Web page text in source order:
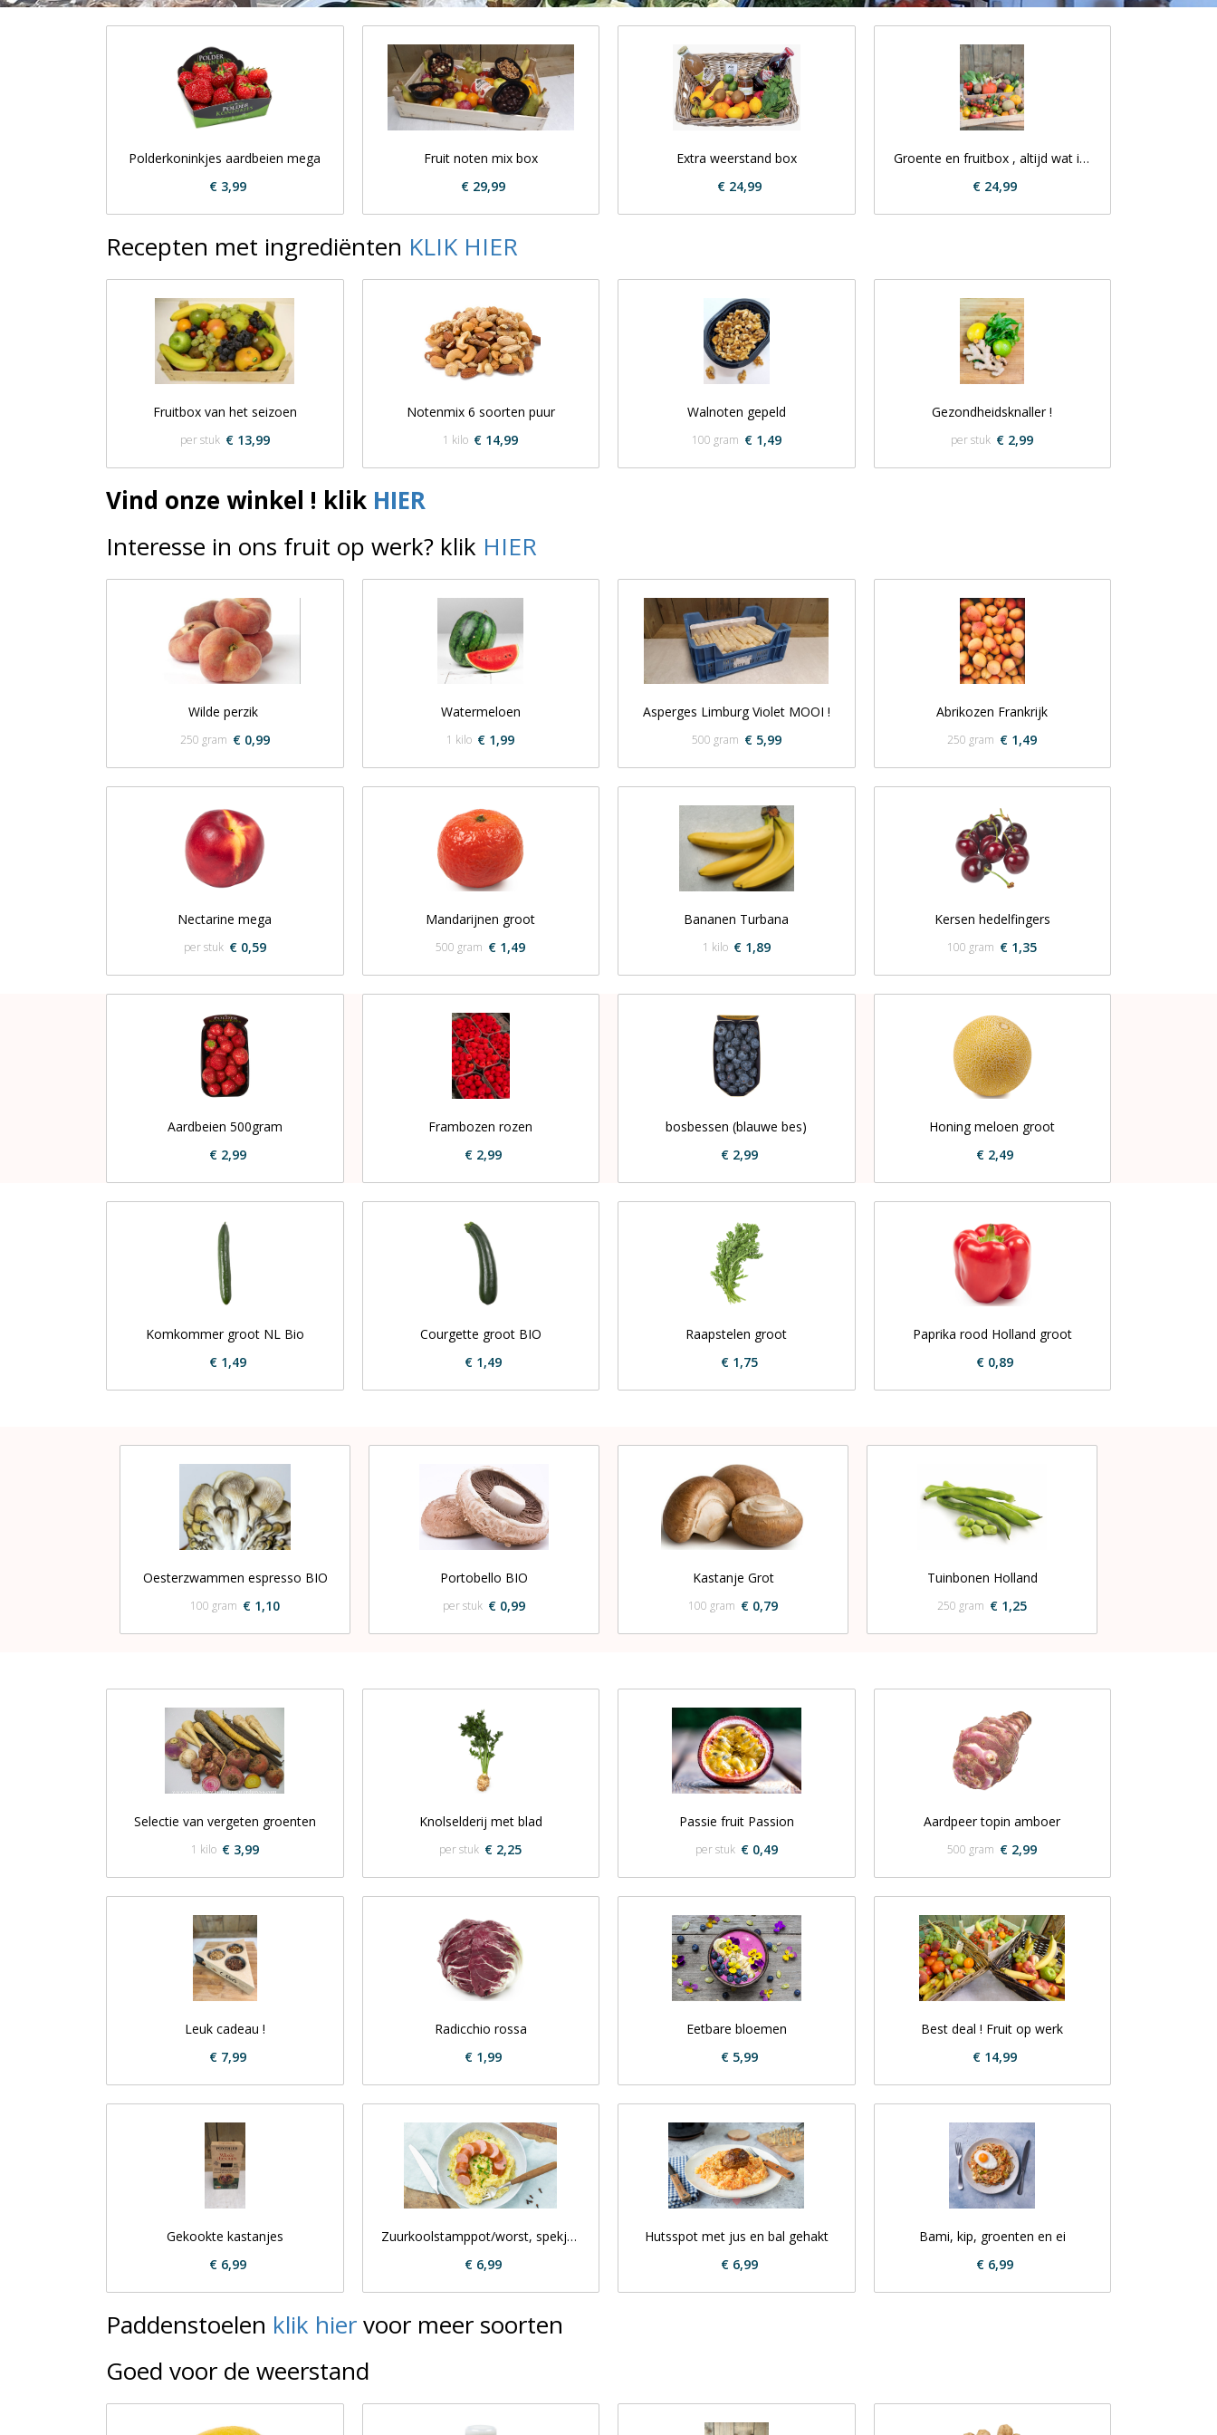
Polderkoninkjes aardbeien mega
€ 3,99
Fruit noten mix box
€ 29,99
Extra weerstand box
€ 24,99
Groente en fruitbox , altijd wat in
€ 24,99
Recepten met ingrediënten KLIK HIER
Fruitbox van het seizoen
€ 13,99
per stuk
Notenmix 6 soorten puur
€ 14,99
1 kilo
Walnoten gepeld
€ 1,49
100 gram
Gezondheidsknaller !
€ 2,99
per stuk
Vind onze winkel ! klik HIER
Interesse in ons fruit op werk? klik HIER
Wilde perzik
€ 0,99
250 gram
Watermeloen
€ 1,99
1 kilo
Asperges Limburg Violet MOOI !
€ 5,99
500 gram
Abrikozen Frankrijk
€ 1,49
250 gram
Nectarine mega
€ 0,59
per stuk
Mandarijnen groot
€ 1,49
500 gram
Bananen Turbana
€ 1,89
1 kilo
Kersen hedelfingers
€ 1,35
100 gram
Aardbeien 500gram
€ 2,99
Frambozen rozen
€ 2,99
bosbessen (blauwe bes)
€ 2,99
Honing meloen groot
€ 2,49
Komkommer groot NL Bio
€ 1,49
Courgette groot BIO
€ 1,49
Raapstelen groot
€ 1,75
Paprika rood Holland groot
€ 0,89
Oesterzwammen espresso BIO
€ 1,10
100 gram
Portobello BIO
€ 0,99
per stuk
Kastanje Grot
€ 0,79
100 gram
Tuinbonen Holland
€ 1,25
250 gram
Selectie van vergeten groenten
€ 3,99
1 kilo
Knolselderij met blad
€ 2,25
per stuk
Passie fruit Passion
€ 0,49
per stuk
Aardpeer topin amboer
€ 2,99
500 gram
Leuk cadeau !
€ 7,99
Radicchio rossa
€ 1,99
Eetbare bloemen
€ 5,99
Best deal ! Fruit op werk
€ 14,99
Gekookte kastanjes
€ 6,99
Zuurkoolstamppot/worst, spekjes
€ 6,99
Hutsspot met jus en bal gehakt
€ 6,99
Bami, kip, groenten en ei
€ 6,99
Paddenstoelen klik hiervoor meer soorten
Goed voor de weerstand